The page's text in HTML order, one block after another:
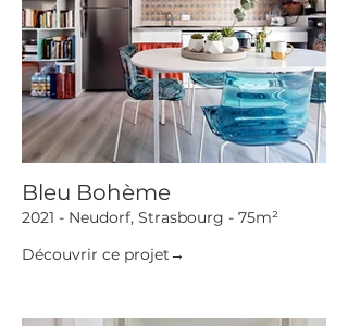
Bleu Bohème
2021 - Neudorf, Strasbourg - 75m²
Découvrir ce projet→